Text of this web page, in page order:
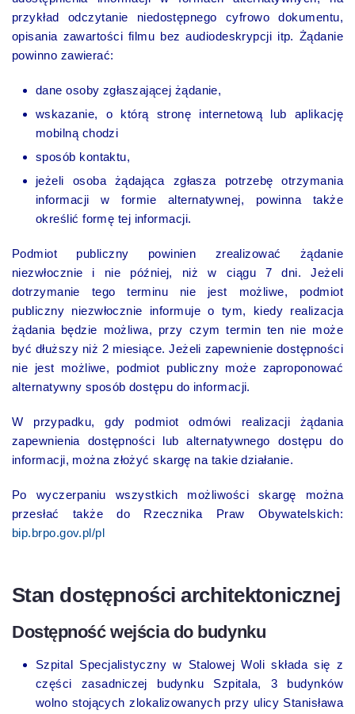
przykład odczytanie niedostępnego cyfrowo dokumentu,
opisania zawartości filmu bez audiodeskrypcji itp. Żądanie
powinno zawierać:
dane osoby zgłaszającej żądanie,
wskazanie, o którą stronę internetową lub aplikację
mobilną chodzi
sposób kontaktu,
jeżeli osoba żądająca zgłasza potrzebę otrzymania
informacji w formie alternatywnej, powinna także
określić formę tej informacji.
Podmiot publiczny powinien zrealizować żądanie
niezwłocznie i nie później, niż w ciągu 7 dni. Jeżeli
dotrzymanie tego terminu nie jest możliwe, podmiot
publiczny niezwłocznie informuje o tym, kiedy realizacja
żądania będzie możliwa, przy czym termin ten nie może
być dłuższy niż 2 miesiące. Jeżeli zapewnienie dostępności
nie jest możliwe, podmiot publiczny może zaproponować
alternatywny sposób dostępu do informacji.
W przypadku, gdy podmiot odmówi realizacji żądania
zapewnienia dostępności lub alternatywnego dostępu do
informacji, można złożyć skargę na takie działanie.
Po wyczerpaniu wszystkich możliwości skargę można
przesłać także do Rzecznika Praw Obywatelskich:
bip.brpo.gov.pl/pl
Stan dostępności architektonicznej
Dostępność wejścia do budynku
Szpital Specjalistyczny w Stalowej Woli składa się z
części zasadniczej budynku Szpitala, 3 budynków
wolno stojących zlokalizowanych przy ulicy Stanisława